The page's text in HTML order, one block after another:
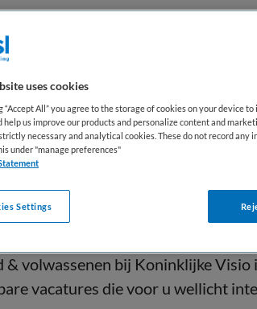
Fulltime
volwassenen bij Koninklijke Visio
vacatures die voor u wellicht
uses cookies
“Accept All” you agree to the storage of cookies on your device
help us improve our products and personalize content and
necessary and analytical cookies. These do not record any
under "manage preferences"
Settings